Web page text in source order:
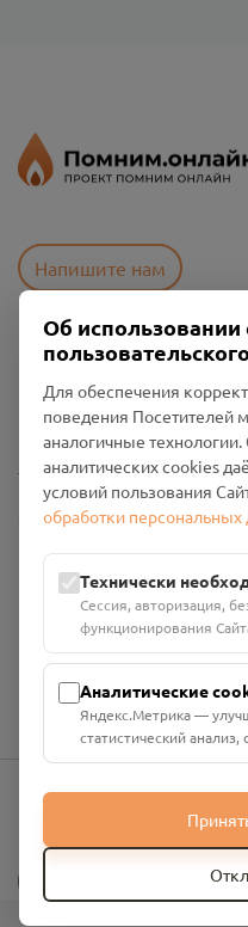
Напишите нам
Пользовательское
Политика
Промо-материалы
Настройки cookies
Общество с ограниченной
ИНН: 6700029207 ОГРН:
Юридический адрес: 216790,
Руднянский, г. Рудня, улица
Номер счёта:
Кор. счёт:
info@pomnim.online
Об
Для обеспечения
поведения Посетителей
аналогичные
аналитических cookies
условий пользования
обработки
Технически
Сессия, авторизация,
функционирования
Аналитические
Яндекс.Метрика —
статистический